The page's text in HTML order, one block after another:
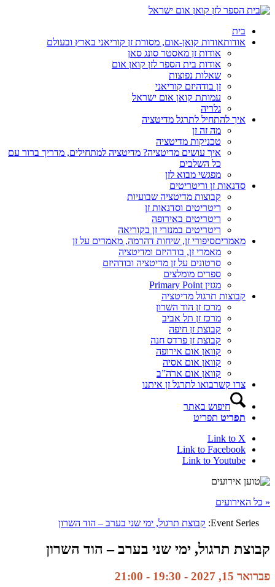
בית
אודותאודות קואן-אום, מסורת זן קוריאני בארץ ובעולם
אודות זן מאסטר סונג סאן
אודות בית הספר לזן קואן אום
שאלות נפוצות
זן בודהיזם קוריאני
עמותת קואן אום ישראל
גלריה
איך להתחיל לתרגל מדיטציה
מה זה זן
טכניקות מדיטציה
איך עושים מדיטציה? מדיטציה למתחילים, מדריך ברור עם
כל השלבים
מפגשי מבוא לזן
סדנאות זן וריטריטים
קבוצות מדיטציה שבועיות
ריטריטים וסדנאות זן
ריטריטים באירופה
ריטריטים במנזרי זן בקוריאה
מאמריםסיפורי זן, שיחות דהרמה, מאמרים על זן
מאמרי זן, בודהיזם ומדיטציה
סרטונים על זן מדיטציה ובודהיזם
ספרים מומלצים
מגזין Primary Point
קבוצות תרגול מדיטציה
מרכז זן הוד השרון
מרכז זן תל אביב
קבוצת זן חיפה
קבוצת זן פרדס חנה
קוואן אום אירופה
קוואן אום אסיה
קוואן אום ארה”ב
צרו קשרבואו לתרגל זן איתנו
חיפוש באתר
תפריט תפריט
Link to X
Link to Facebook
Link to Youtube
« כל האירועים
Event Series: קבוצת תרגול, ימי שני בערב – הוד השרון
קבוצת תרגול, ימי שני בערב – הוד השרון
פברואר 15, 2027 - 19:30 -
21:00